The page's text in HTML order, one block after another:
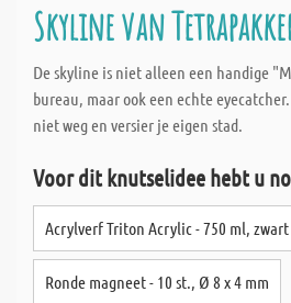
Skyline van
De skyline is niet alleen een handige
bureau, maar ook een echte
niet weg en versier je eigen stad.
Voor dit knutselidee hebt u
Acrylverf Triton Acrylic - 750 ml, zwart
Ronde magneet - 10 st., Ø 8 x 4 mm